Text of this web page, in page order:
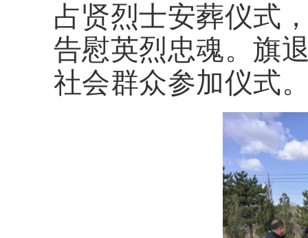
占贤烈士安葬仪式
告慰英烈忠魂。旗
社会群众参加仪式